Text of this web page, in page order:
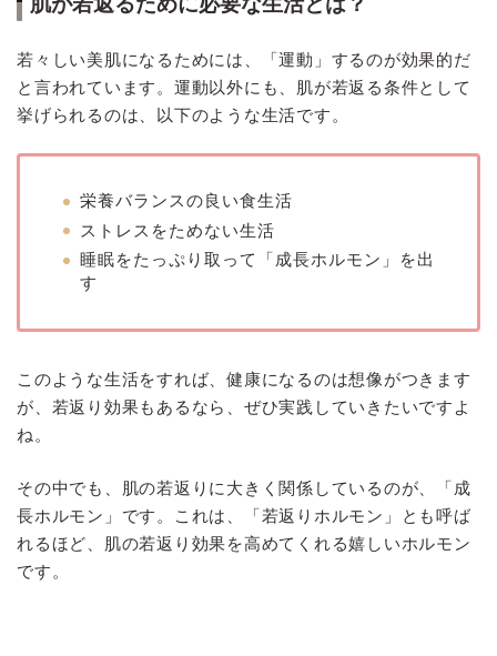
若々しい美肌になるためには、「運動」するのが効果的だ
と言われています。運動以外にも、肌が若返る条件として
挙げられるのは、以下のような生活です。
栄養バランスの良い食生活
ストレスをためない生活
睡眠をたっぷり取って「成長ホルモン」を出
す
このような生活をすれば、健康になるのは想像がつきます
が、若返り効果もあるなら、ぜひ実践していきたいですよ
ね。
その中でも、肌の若返りに大きく関係しているのが、「成
長ホルモン」です。これは、「若返りホルモン」とも呼ば
れるほど、肌の若返り効果を高めてくれる嬉しいホルモン
です。